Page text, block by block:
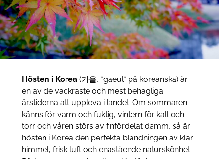
Hösten i Korea(가을, *gaeul* på koreanska) är
en av de vackraste och mest behagliga
årstiderna att uppleva i landet. Om sommaren
känns för varm och fuktig, vintern för kall och
torr och våren störs av finfördelat damm, så är
hösten i Korea den perfekta blandningen av klar
himmel, frisk luft och enastående naturskönhet.